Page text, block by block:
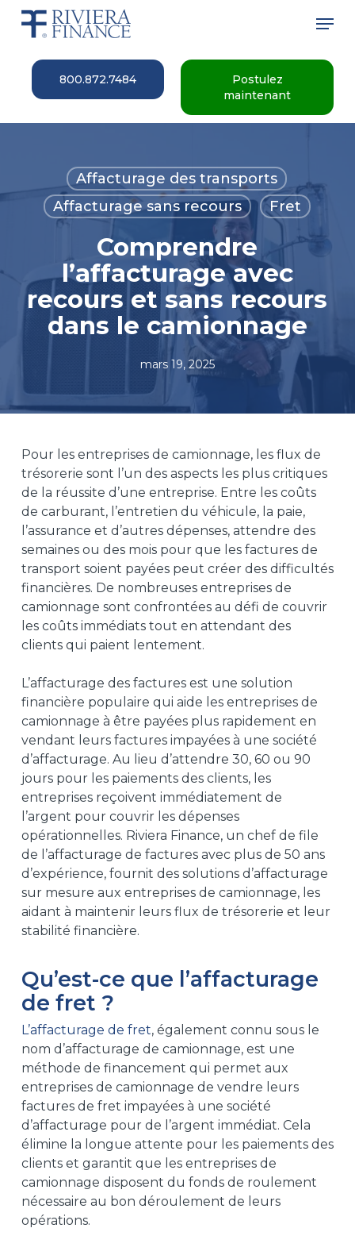
Skip
content
800.872.7484
Postulez
maintenant
Affacturage des transports
Affacturage sans recours
Fret
Comprendre
l’affacturage avec
recours et sans recours
dans le camionnage
mars 19, 2025
Pour les entreprises de camionnage, les flux de
trésorerie sont l’un des aspects les plus critiques
de la réussite d’une entreprise. Entre les coûts
de carburant, l’entretien du véhicule, la paie,
l’assurance et d’autres dépenses, attendre des
semaines ou des mois pour que les factures de
transport soient payées peut créer des difficultés
financières. De nombreuses entreprises de
camionnage sont confrontées au défi de couvrir
les coûts immédiats tout en attendant des
clients qui paient lentement.
L’affacturage des factures est une solution
financière populaire qui aide les entreprises de
camionnage à être payées plus rapidement en
vendant leurs factures impayées à une société
d’affacturage. Au lieu d’attendre 30, 60 ou 90
jours pour les paiements des clients, les
entreprises reçoivent immédiatement de
l’argent pour couvrir les dépenses
opérationnelles. Riviera Finance, un chef de file
de l’affacturage de factures avec plus de 50 ans
d’expérience, fournit des solutions d’affacturage
sur mesure aux entreprises de camionnage, les
aidant à maintenir leurs flux de trésorerie et leur
stabilité financière.
Qu’est-ce que l’affacturage
de fret ?
L’affacturage de fret, également connu sous le
nom d’affacturage de camionnage, est une
méthode de financement qui permet aux
entreprises de camionnage de vendre leurs
factures de fret impayées à une société
d’affacturage pour de l’argent immédiat. Cela
élimine la longue attente pour les paiements des
clients et garantit que les entreprises de
camionnage disposent du fonds de roulement
nécessaire au bon déroulement de leurs
opérations.
Menu